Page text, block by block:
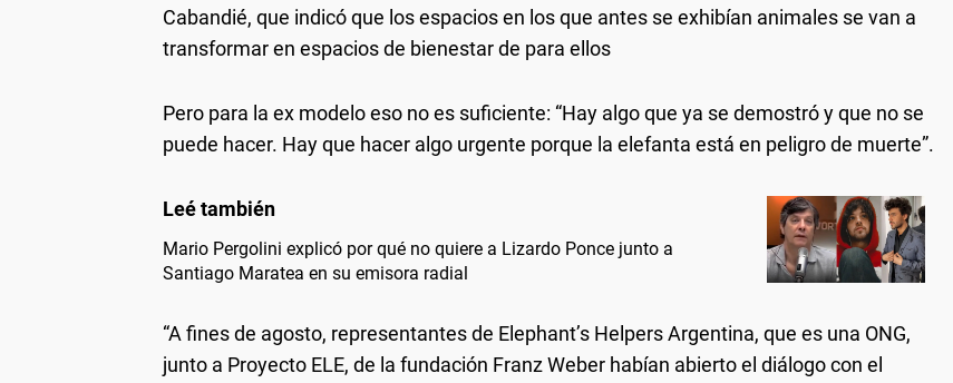
Cabandié, que indicó que los espacios en los que antes se exhibían animales se van a
transformar en espacios de bienestar de para ellos
Pero para la ex modelo eso no es suficiente: “Hay algo que ya se demostró y que no se
puede hacer. Hay que hacer algo urgente porque la elefanta está en peligro de muerte”.
Mario Pergolini explicó por qué no quiere a Lizardo Ponce junto a
Santiago Maratea en su emisora radial
“A fines de agosto, representantes de Elephant’s Helpers Argentina, que es una ONG,
junto a Proyecto ELE, de la fundación Franz Weber habían abierto el diálogo con el